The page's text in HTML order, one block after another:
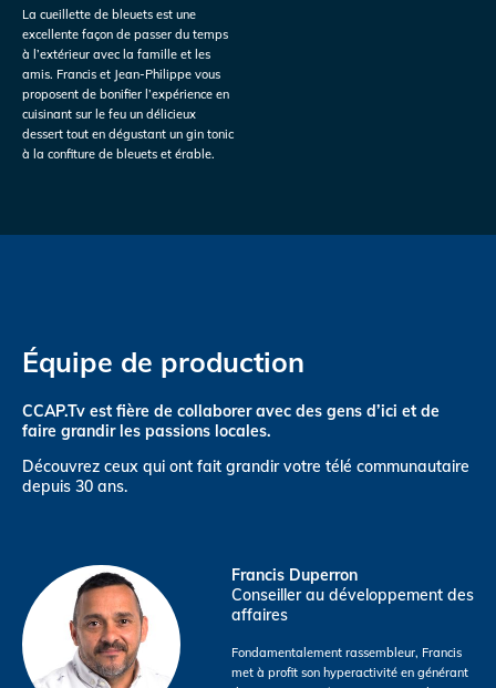
La cueillette de bleuets est une
excellente façon de passer du temps
à l’extérieur avec la famille et les
amis. Francis et Jean-Philippe vous
proposent de bonifier l’expérience en
cuisinant sur le feu un délicieux
dessert tout en dégustant un gin tonic
à la confiture de bleuets et érable.
Équipe de production
CCAP.Tv est fière de collaborer avec des gens d’ici et de
faire grandir les passions locales.
Découvrez ceux qui ont fait grandir votre télé communautaire
depuis 30 ans.
Francis Duperron
Conseiller au développement des
affaires
Fondamentalement rassembleur, Francis
met à profit son hyperactivité en générant